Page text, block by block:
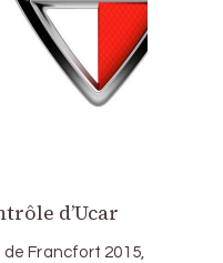
d’Ucar
de Francfort 2015,